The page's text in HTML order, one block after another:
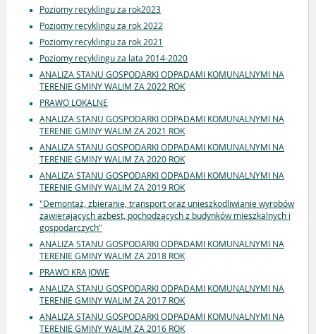
Poziomy recyklingu za rok2023
Poziomy recyklingu za rok 2022
Poziomy recyklingu za rok 2021
Poziomy recyklingu za lata 2014-2020
ANALIZA STANU GOSPODARKI ODPADAMI KOMUNALNYMI NA
TERENIE GMINY WALIM ZA 2022 ROK
PRAWO LOKALNE
ANALIZA STANU GOSPODARKI ODPADAMI KOMUNALNYMI NA
TERENIE GMINY WALIM ZA 2021 ROK
ANALIZA STANU GOSPODARKI ODPADAMI KOMUNALNYMI NA
TERENIE GMINY WALIM ZA 2020 ROK
ANALIZA STANU GOSPODARKI ODPADAMI KOMUNALNYMI NA
TERENIE GMINY WALIM ZA 2019 ROK
"Demontaż, zbieranie, transport oraz unieszkodliwianie wyrobów
zawierających azbest, pochodzących z budynków mieszkalnych i
gospodarczych"
ANALIZA STANU GOSPODARKI ODPADAMI KOMUNALNYMI NA
TERENIE GMINY WALIM ZA 2018 ROK
PRAWO KRAJOWE
ANALIZA STANU GOSPODARKI ODPADAMI KOMUNALNYMI NA
TERENIE GMINY WALIM ZA 2017 ROK
ANALIZA STANU GOSPODARKI ODPADAMI KOMUNALNYMI NA
TERENIE GMINY WALIM ZA 2016 ROK